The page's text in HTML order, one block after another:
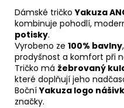
Dámské tričkoYakuza
kombinuje pohodlí,
potisky.
Vyrobeno ze 100% bavlny
prodyšnost a komfort při
Tričko má žebrovaný
které doplňují jeho
BočníYakuza logo
značky.